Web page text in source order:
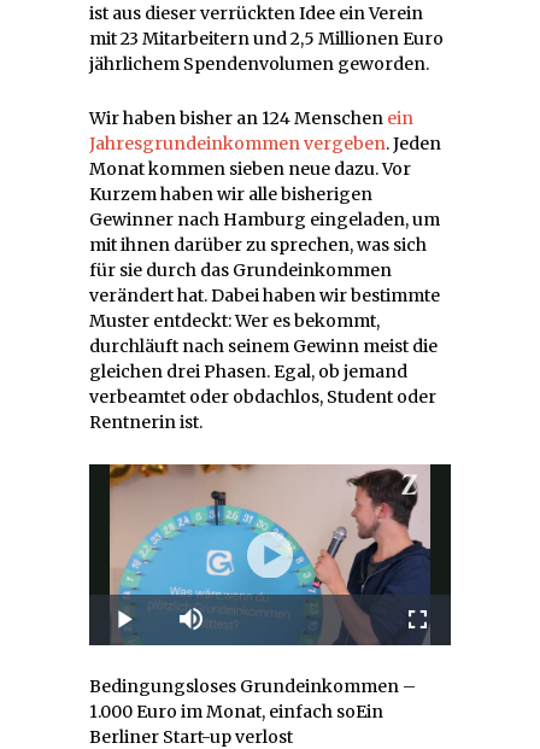
ist aus dieser verrückten Idee ein Verein
mit 23 Mitarbeitern und 2,5 Millionen Euro
jährlichem Spendenvolumen geworden.
Wir haben bisher an 124 Menschen ein
Jahresgrundeinkommen vergeben. Jeden
Monat kommen sieben neue dazu. Vor
Kurzem haben wir alle bisherigen
Gewinner nach Hamburg eingeladen, um
mit ihnen darüber zu sprechen, was sich
für sie durch das Grundeinkommen
verändert hat. Dabei haben wir bestimmte
Muster entdeckt: Wer es bekommt,
durchläuft nach seinem Gewinn meist die
gleichen drei Phasen. Egal, ob jemand
verbeamtet oder obdachlos, Student oder
Rentnerin ist.
Bedingungsloses Grundeinkommen –
1.000 Euro im Monat, einfach soEin
Berliner Start-up verlost